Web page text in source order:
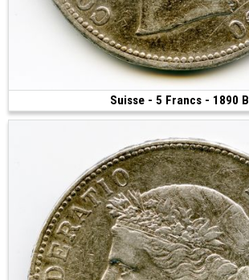
Suisse - 5 Francs - 1890 B
(1890 • Berne • 24.72 g • 37 mm)